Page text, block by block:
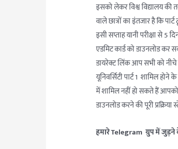
इसको लेकर विश्व विद्यालय की
वाले छात्रों का इंतजार है कि
इसी सप्ताह यानी परीक्षा से 5
एडमिट कार्ड को डाउनलोड कर
डायरेक्ट लिंक आप सभी को नीचे
यूनिवर्सिटी पार्ट 1 शामिल होने
में शामिल नहीं हो सकते हैं आपको
डाउनलोड करने की पूरी
हमारे Telegram ग्रुप में जुड़ने